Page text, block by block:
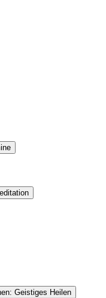
Geistiges Heilen